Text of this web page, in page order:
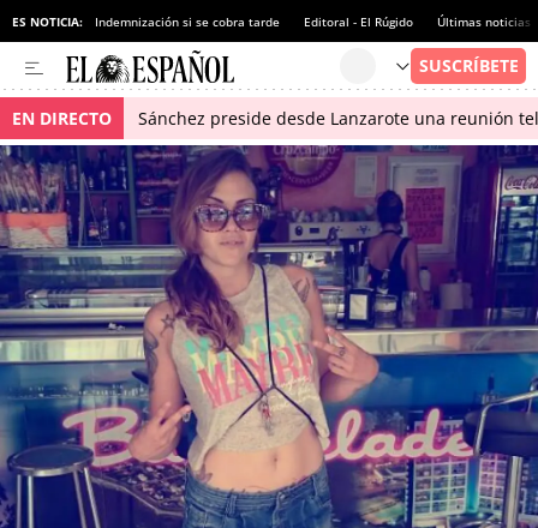
ES NOTICIA: Indemnización si se cobra tarde Editoral - El Rúgido Últimas noticias
EN DIRECTO Sánchez preside desde Lanzarote una reunión